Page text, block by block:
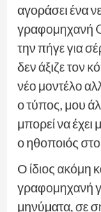
αγοράσει ένα
γραφομηχανή
την πήγε για
δεν άξιζε τον
νέο μοντέλο
ο τύπος, μου
μπορεί να
ο ηθοποιός
Ο ίδιος ακόμη
γραφομηχανή
μηνύματα, σε